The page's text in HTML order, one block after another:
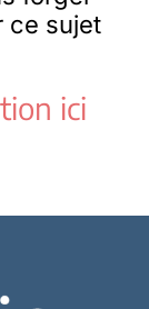
ce sujet
ici